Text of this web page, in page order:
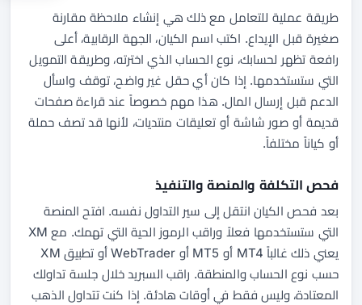
طريقة عملية للتعامل مع ذلك هي إنشاء ملاحظة مقارنة
صغيرة قبل الإيداع. اكتب اسم الكيان، الجهة الرقابية، أعلى
رافعة تظهر لحسابك، نوع الحساب الذي اخترته، وطريقة التمويل
التي ستستخدمها. إذا كان أي حقل غير واضح، توقف واسأل
الدعم قبل إرسال المال. هذا مهم خصوصاً عند قراءة صفحات
قديمة أو صور شاشة أو تعليقات منتديات، لأنها قد تصف حملة
أو كياناً مختلفاً.
فحص التكلفة والمنصة والتنفيذ
بعد فحص الكيان انتقل إلى سير التداول نفسه. افتح المنصة
التي ستستخدمها فعلاً وراقب الرموز الحية التي تهمك. مع XM
يعني ذلك غالباً MT4 أو MT5 أو WebTrader أو تطبيق XM
حسب نوع الحساب والمنطقة. راقب السبريد خلال جلسة تداولك
المعتادة، وليس فقط في أوقات هادئة. إذا كنت تتداول الذهب